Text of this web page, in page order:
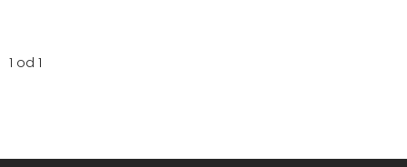
1 od 1